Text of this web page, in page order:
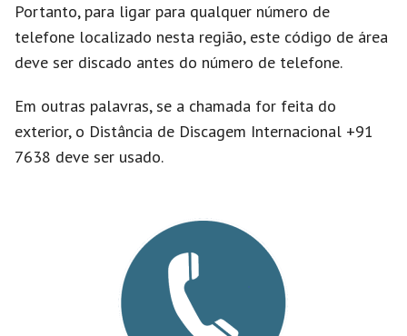
Portanto, para ligar para qualquer número de
telefone localizado nesta região, este código de área
deve ser discado antes do número de telefone.
Em outras palavras, se a chamada for feita do
exterior, o Distância de Discagem Internacional +91
7638 deve ser usado.